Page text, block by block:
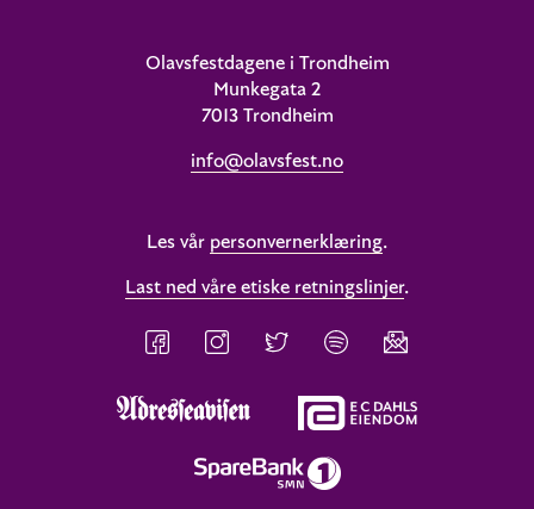
Olavsfestdagene i Trondheim
Munkegata 2
7013 Trondheim
info@olavsfest.no
Les vår personvernerklæring.
Last ned våre etiske retningslinjer.